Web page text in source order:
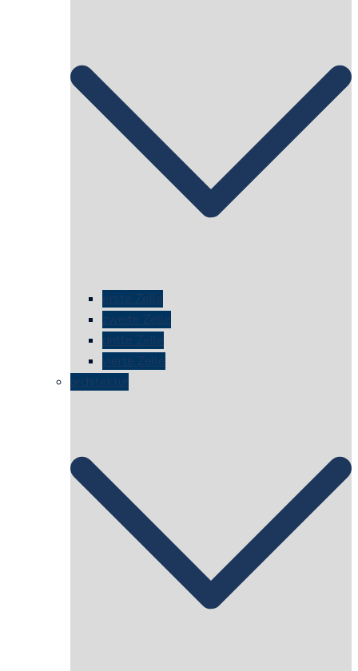
erste Zelle
zweite Zelle
dritte Zelle
vierte Zelle
architektur